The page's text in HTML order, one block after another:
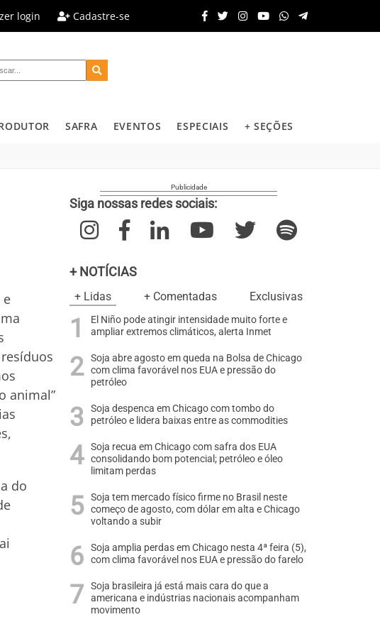
login Cadastre-se
SAFRA EVENTOS ESPECIAIS + SEÇÕES
animal”
do
Siga nossas redes sociais:
+ NOTÍCIAS
+ Lidas + Comentadas Exclusivas
El Niño pode atingir intensidade muito forte e
ampliar extremos climáticos, alerta Inmet
Soja abre agosto em queda na Bolsa de Chicago
com clima favorável nos EUA e pressão do
petróleo
Soja despenca em Chicago com tombo do
petróleo e lidera baixas entre as commodities
Soja recua em Chicago com safra dos EUA
consolidando bom potencial; petróleo e óleo
limitam perdas
Soja tem mercado físico firme no Brasil neste
começo de agosto, com dólar em alta e Chicago
voltando a subir
Soja amplia perdas em Chicago nesta 4ª feira (5),
com clima favorável nos EUA e pressão do farelo
Soja brasileira já está mais cara do que a
americana e indústrias nacionais acompanham
movimento